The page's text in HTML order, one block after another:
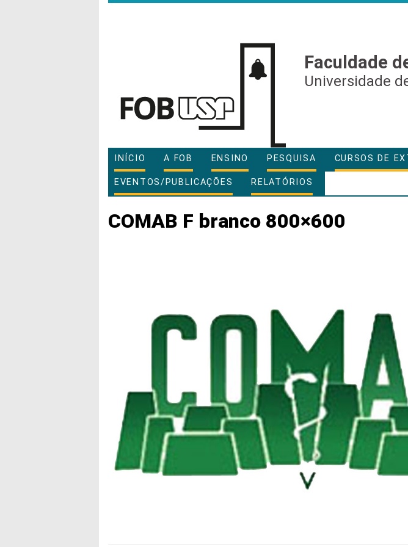
Faculdade
Universidade
INÍCIO A FOB ENSINO PESQUISA CURSOS DE
EVENTOS/PUBLICAÇÕES RELATÓRIOS
COMAB F branco 800×600